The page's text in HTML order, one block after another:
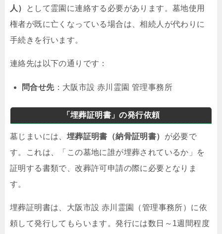
人）
として霊園に連絡する必要があります。墓地使用
権者が既に亡くなっている場合は、相続人が代わりに
手続きを行います。
連絡先は以下の通りです：
問合せ先：大阪市設 赤川霊園 管理事務所
「埋葬証明書」の発行依頼
墓じまいには、 埋葬証明書（納骨証明書） が必要で
す。これは、「この墓地に誰が埋葬されているか」を
証明する書類で、改葬許可申請の際に必要となりま
す。
埋葬証明書は、大阪市設 赤川霊園（管理事務所）に依
頼して発行してもらいます。発行には数日～1週間程度